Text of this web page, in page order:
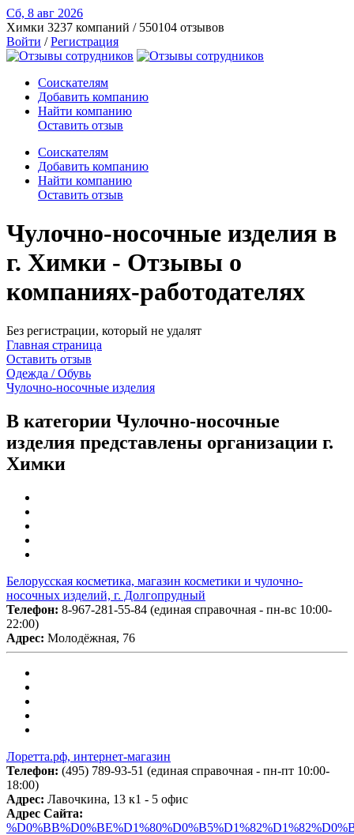
Сб, 8 авг 2026
Химки 3237 компаний / 550104 отзывов
Войти /Регистрация
Соискателям
Добавить компанию
Найти компанию
Оставить отзыв
Соискателям
Добавить компанию
Найти компанию
Оставить отзыв
Чулочно-носочные изделия в
г. Химки - Отзывы о
компаниях-работодателях
Без регистрации, который не удалят
Главная страница
Оставить отзыв
Одежда / Обувь
Чулочно-носочные изделия
В категории Чулочно-носочные
изделия представлены организации г.
Химки
Белорусская косметика, магазин косметики и чулочно-
носочных изделий, г. Долгопрудный
Телефон: 8-967-281-55-84 (единая справочная - пн-вс 10:00-
22:00)
Адрес: Молодёжная, 76
Лоретта.рф, интернет-магазин
Телефон: (495) 789-93-51 (единая справочная - пн-пт 10:00-
18:00)
Адрес: Лавочкина, 13 к1 - 5 офис
Адрес Сайта: